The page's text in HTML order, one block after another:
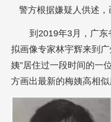
警方根据嫌疑人供述，
到2019年3月，广
拟画像专家林宇辉来到
姨”居住过一段时间的一
方画出最新的梅姨高相似